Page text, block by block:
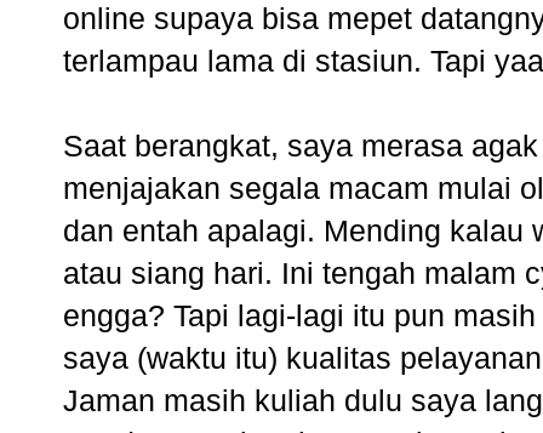
online supaya bisa mepet
terlampau lama di stasiun. Tapi
Saat berangkat, saya merasa
menjajakan segala macam mulai
dan entah apalagi. Mending kalau
atau siang hari. Ini tengah malam
engga? Tapi lagi-lagi itu pun
saya (waktu itu) kualitas
Jaman masih kuliah dulu saya